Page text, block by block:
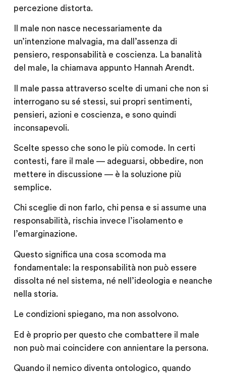
percezione distorta.
Il male non nasce necessariamente da
un’intenzione malvagia, ma dall’assenza di
pensiero, responsabilità e coscienza. La banalità
del male, la chiamava appunto Hannah Arendt.
Il male passa attraverso scelte di umani che non si
interrogano su sé stessi, sui propri sentimenti,
pensieri, azioni e coscienza, e sono quindi
inconsapevoli.
Scelte spesso che sono le più comode. In certi
contesti, fare il male — adeguarsi, obbedire, non
mettere in discussione — è la soluzione più
semplice.
Chi sceglie di non farlo, chi pensa e si assume una
responsabilità, rischia invece l’isolamento e
l’emarginazione.
Questo significa una cosa scomoda ma
fondamentale: la responsabilità non può essere
dissolta né nel sistema, né nell’ideologia e neanche
nella storia.
Le condizioni spiegano, ma non assolvono.
Ed è proprio per questo che combattere il male
non può mai coincidere con annientare la persona.
Quando il nemico diventa ontologico, quando